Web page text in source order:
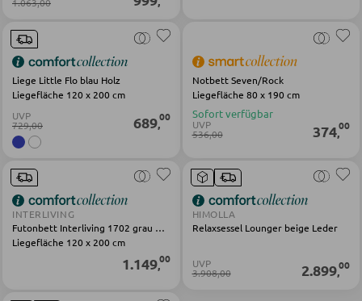
WOHNWÄNDE
Anbauwände
TV-MÖBEL
TV-Elemente
1.063,00
Liege Little Flo blau Holz
Liegefläche 120 x 200 cm
UVP
729,00 689,00
Notbett Seven/Rock
Liegefläche 80 x 190 cm
Sofort verfügbar
UVP
536,00 374,00
INTERLIVING
Futonbett Interliving 1702 grau Holz Metall Stoff
Liegefläche 120 x 200 cm
1.149,00
HIMOLLA
Relaxsessel Lounger beige Leder
UVP
3.908,00 2.899,00